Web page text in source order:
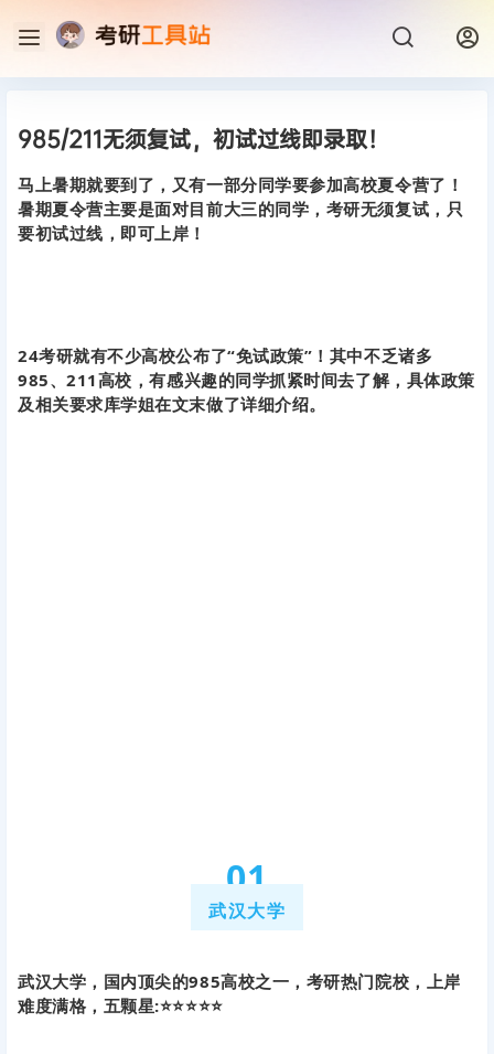
985/211无须复试，初试过线即录取！
马上暑期就要到了，又有一部分同学要参加高校夏令营了！
暑期夏令营主要是面对目前大三的同学，考研无须复试，只
要初试过线，即可上岸！
24考研就有不少高校公布了“免试政策”！其中不乏诸多
985、211高校，有感兴趣的同学抓紧时间去了解，具体政策
及相关要求库学姐在文末做了详细介绍。
01
武汉大学
武汉大学，国内顶尖的985高校之一，考研热门院校，上岸
难度满格，五颗星:⭐⭐⭐⭐⭐